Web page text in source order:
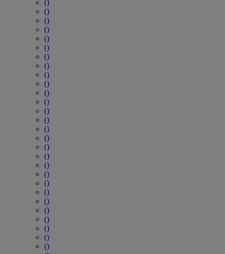
()
()
()
()
()
()
()
()
()
()
()
()
()
()
()
()
()
()
()
()
()
()
()
()
()
()
()
()